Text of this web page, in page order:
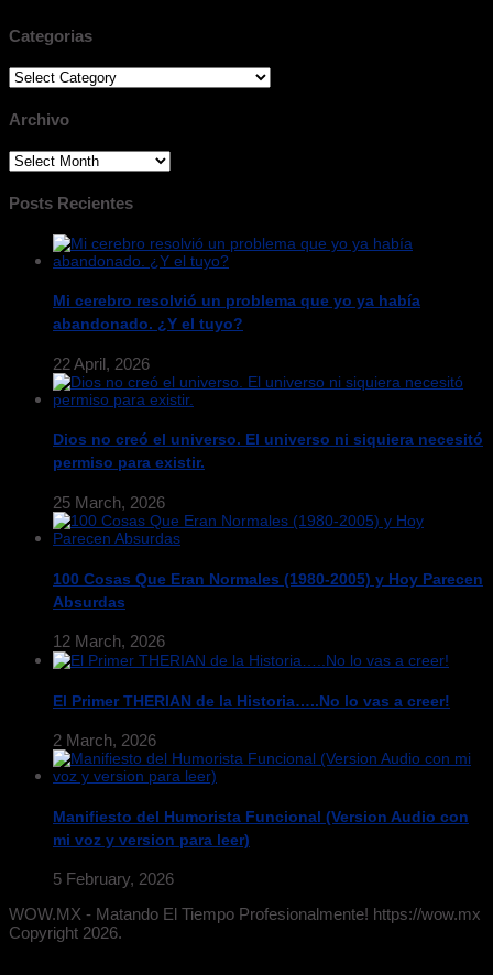
Categorias
Categorias
Archivo
Archivo
Posts Recientes
Mi cerebro resolvió un problema que yo ya había
abandonado. ¿Y el tuyo?
22 April, 2026
Dios no creó el universo. El universo ni siquiera necesitó
permiso para existir.
25 March, 2026
100 Cosas Que Eran Normales (1980-2005) y Hoy Parecen
Absurdas
12 March, 2026
El Primer THERIAN de la Historia…..No lo vas a creer!
2 March, 2026
Manifiesto del Humorista Funcional (Version Audio con
mi voz y version para leer)
5 February, 2026
WOW.MX - Matando El Tiempo Profesionalmente! https://wow.mx
Copyright 2026.